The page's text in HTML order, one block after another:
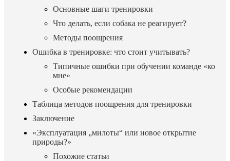
Основные шаги тренировки
Что делать, если собака не реагирует?
Методы поощрения
Ошибка в тренировке: что стоит учитывать?
Типичные ошибки при обучении команде «ко
мне»
Особые рекомендации
Таблица методов поощрения для тренировки
Заключение
«Эксплуатация „милоты“ или новое открытие
природы?»
Похожие статьи